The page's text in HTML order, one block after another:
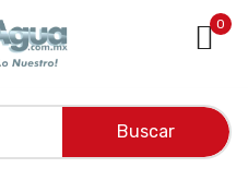
0
Buscar